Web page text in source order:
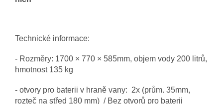
Technické informace:
- Rozměry: 1700 × 770 × 585mm, objem vody 200 litrů,
hmotnost 135 kg
- otvory pro baterii v hraně vany: 2x (prům. 35mm,
rozteč na střed 180 mm) / Bez otvorů pro baterii